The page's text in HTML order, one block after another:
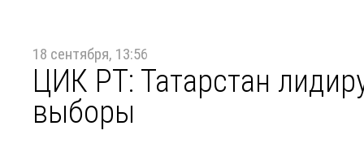
18 сентября, 13:56
ЦИК РТ: Татарстан
выборы